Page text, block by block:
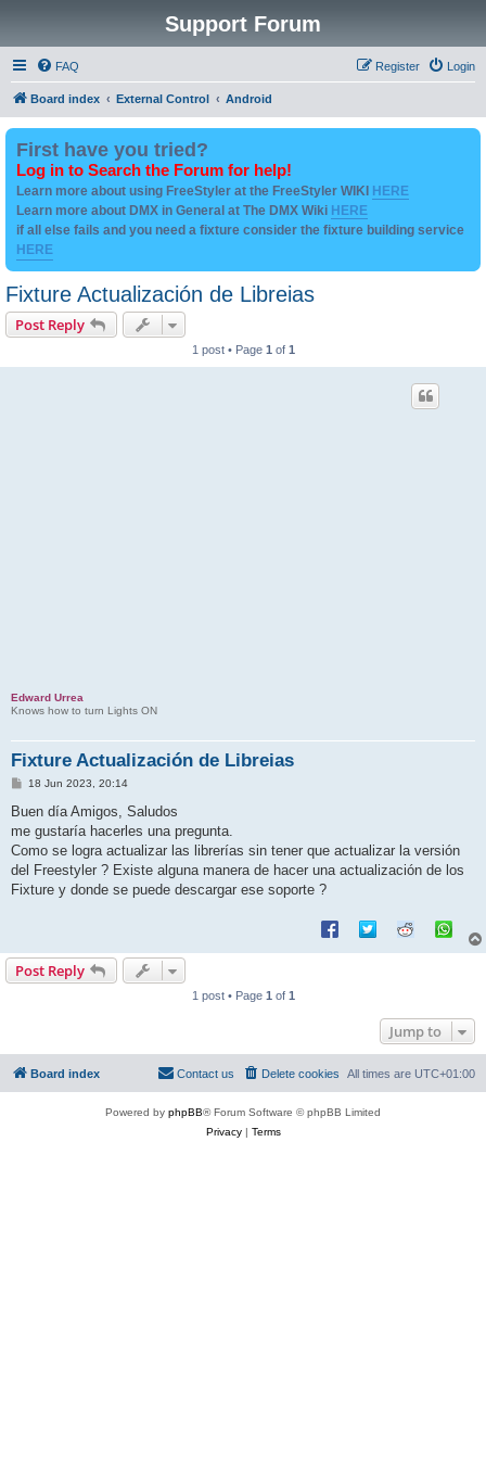
Support Forum
FAQ Login
Register
Board index External Control Android
First have you tried?
Log in to Search the Forum for help!
Learn more about using FreeStyler at the FreeStyler WIKI HERE
Learn more about DMX in General at The DMX Wiki HERE
if all else fails and you need a fixture consider the fixture building service
HERE
Fixture Actualización de Libreias
Post Reply
1 post • Page 1 of 1
Edward Urrea
Knows how to turn Lights ON
Fixture Actualización de Libreias
P
s
18 Jun 2023, 20:14
Buen día Amigos, Saludos
me gustaría hacerles una pregunta.
Como se logra actualizar las librerías sin tener que actualizar la versión
del Freestyler ? Existe alguna manera de hacer una actualización de los
Fixture y donde se puede descargar ese soporte ?
Post Reply
1 post • Page 1 of 1
Jump to
Board index All times are UTC+01:00
Delete cookies
Contact us
Powered by phpBB® Forum Software © phpBB Limited
Privacy| Terms